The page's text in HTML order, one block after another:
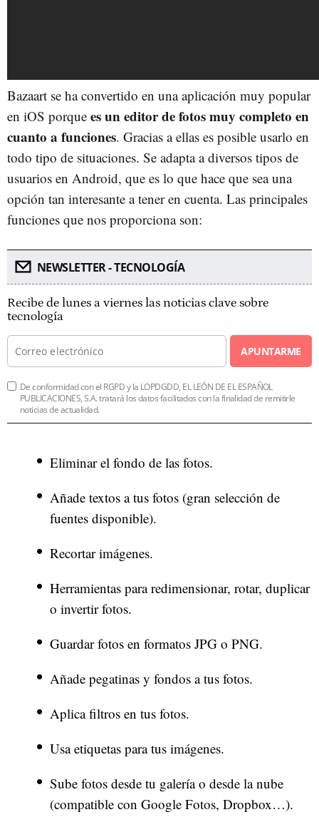
Bazaart se ha convertido en una aplicación muy popular
en iOS porque es un editor de fotos muy completo en
cuanto a funciones. Gracias a ellas es posible usarlo en
todo tipo de situaciones. Se adapta a diversos tipos de
usuarios en Android, que es lo que hace que sea una
opción tan interesante a tener en cuenta. Las principales
funciones que nos proporciona son:
NEWSLETTER - TECNOLOGÍA
Recibe de lunes a viernes las noticias clave sobre
tecnología
APUNTARME
De conformidad con el RGPD y la LOPDGDD, EL LEÓN DE EL ESPAÑOL
PUBLICACIONES, S.A. tratará los datos facilitados con la finalidad de remitirle
noticias de actualidad.
Eliminar el fondo de las fotos.
Añade textos a tus fotos (gran selección de
fuentes disponible).
Recortar imágenes.
Herramientas para redimensionar, rotar, duplicar
o invertir fotos.
Guardar fotos en formatos JPG o PNG.
Añade pegatinas y fondos a tus fotos.
Aplica filtros en tus fotos.
Usa etiquetas para tus imágenes.
Sube fotos desde tu galería o desde la nube
(compatible con Google Fotos, Dropbox…).